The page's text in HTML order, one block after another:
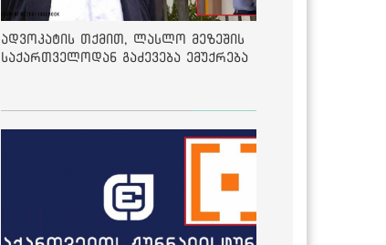
ადვოკატის თქმით, ლასლო მეზეშის
საქართველოდან გაძევება ემუქრება